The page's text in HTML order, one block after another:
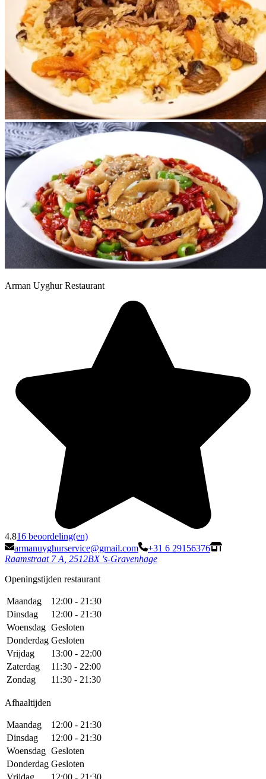
Arman Uyghur Restaurant
4.816 beoordeling(en)
armanuyghurservice@gmail.com
+31 6 29156376
Raamstraat 7 A, 2512BX 's-Gravenhage
Openingstijden restaurant
Maandag
12:00 - 21:30
Dinsdag
12:00 - 21:30
Woensdag Gesloten
Donderdag Gesloten
Vrijdag
13:00 - 22:00
Zaterdag
11:30 - 22:00
Zondag
11:30 - 21:30
Afhaaltijden
Maandag
12:00 - 21:30
Dinsdag
12:00 - 21:30
Woensdag Gesloten
Donderdag Gesloten
Vrijdag
12:00 - 21:30